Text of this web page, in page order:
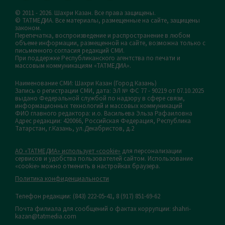
© 2011 - 2026. Шахри Казан. Все права защищены.
© ТАТМЕДИА. Все материалы, размещенные на сайте, защищены
законом.
Перепечатка, воспроизведение и распространение в любом
объеме информации, размещенной на сайте, возможна только с
письменного согласия редакций СМИ.
При поддержке Республиканского агентства по печати и
массовым коммуникациям «ТАТМЕДИА».
Наименование СМИ: Шахри Казан (Город Казань)
Запись о регистрации СМИ, дата: ЭЛ № ФС 77 - 90219 от 07.10.2025
выдано Федеральной службой по надзору в сфере связи,
информационных технологий и массовых коммуникаций
ФИО главного редактора: и.о. Васильева Эльза Рафаиловна
Адрес редакции: 420066, Российская Федерация, Республика
Татарстан, г.Казань, ул.Декабристов, д.2
АО «ТАТМЕДИА» использует «cookie» для персонализации
сервисов и удобства пользователей сайтом. Использование
«cookie» можно отменить в настройках браузера.
Политика конфиденциальности
Телефон редакции: (843) 222-05-41, 8 (917) 851-69-62
Почта филиала для сообщений о фактах коррупции: shahri-
kazan@tatmedia.com